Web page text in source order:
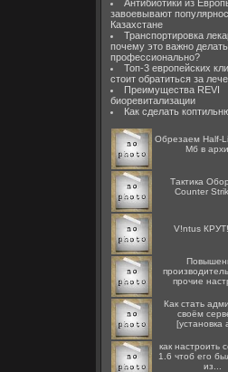
Антибиотики из
завоевывают
Казахстане
Транспортировка
почему это важно делать
профессионально?
Топ-3 европейских
стоит обратиться за
Преимущества REVI
биоревитализации
Как сделать
Обрезаем Half-
Мб в
Тактика
Counter
V!ntus
прочие
Как стать
своём
[установка
как настроить
1.6 чтоб его
из...